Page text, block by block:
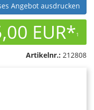
Angebot ausdrucken
EUR*1
Artikelnr.: 212808